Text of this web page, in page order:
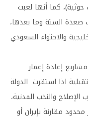
كما أنها لعبت
الستة وما بعدها،
والاحتواء السعودي
إعادة إعمار
اذا استقرت الدولة
والنخب المدنية،
مقارنة بإيران أو